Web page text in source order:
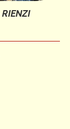
RIENZI